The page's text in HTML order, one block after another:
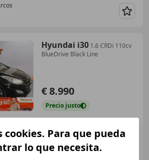
Hyundai i30 1.6 CRDi 110cv
BlueDrive Black Line
€ 8.990
Precio justo
cookies. Para que pueda
lo que necesita.